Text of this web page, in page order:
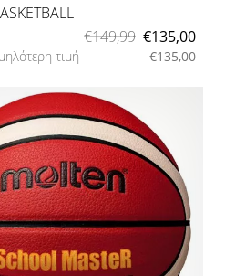
€149,99 €135,00
τιμή €135,00